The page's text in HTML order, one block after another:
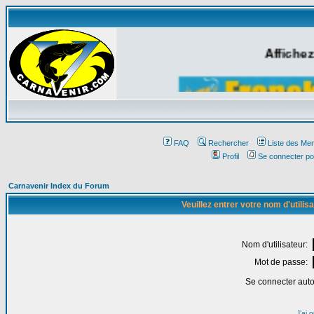
FAQ Rechercher
Liste des
Profil
Se connecter
Carnavenir Index du Forum
Veuillez entrer votre nom
Nom d'utilisateur:
Mot de passe:
Se connecter